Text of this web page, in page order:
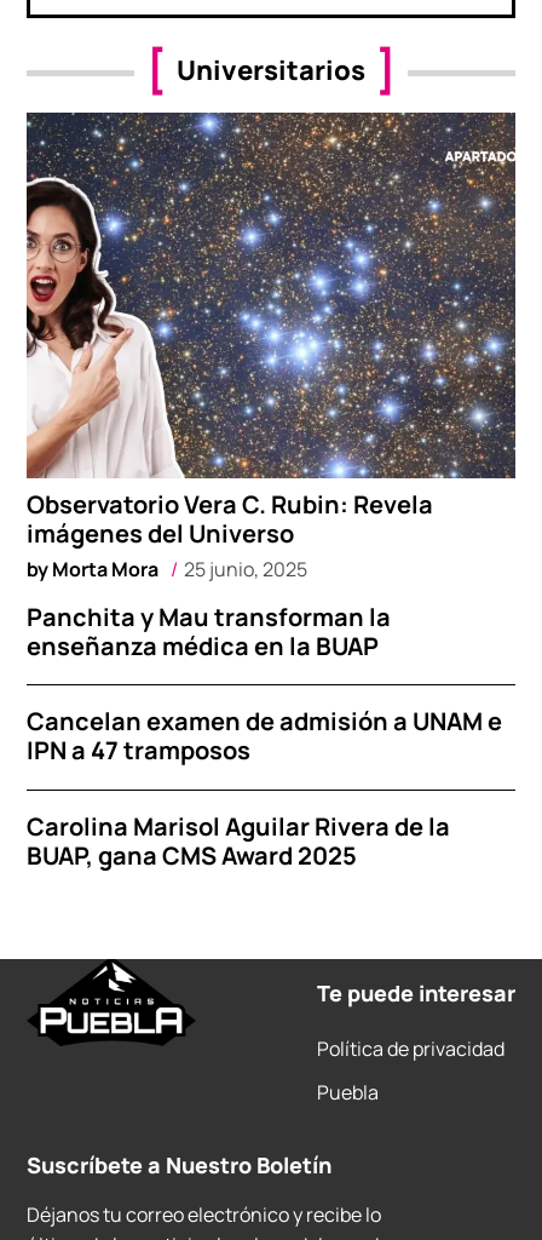
Universitarios
Observatorio Vera C. Rubin: Revela
imágenes del Universo
byMorta Mora 25 junio, 2025
Panchita y Mau transforman la
enseñanza médica en la BUAP
Cancelan examen de admisión a UNAM e
IPN a 47 tramposos
Carolina Marisol Aguilar Rivera de la
BUAP, gana CMS Award 2025
Te puede interesar
Política de privacidad
Puebla
Suscríbete a Nuestro Boletín
Déjanos tu correo electrónico y recibe lo